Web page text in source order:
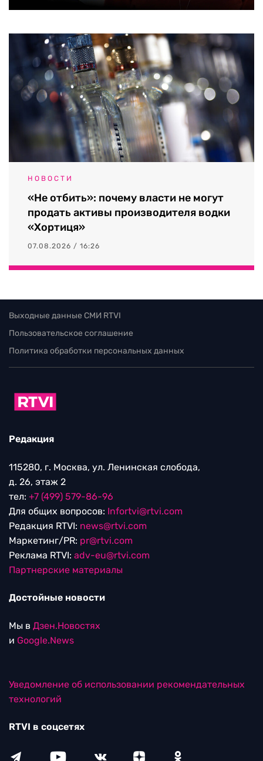
НОВОСТИ
«Не отбить»: почему власти не могут
продать активы производителя водки
«Хортиця»
07.08.2026 / 16:26
Выходные данные СМИ RTVI
Пользовательское соглашение
Политика обработки персональных данных
Редакция
115280, г. Москва, ул. Ленинская слобода,
д. 26, этаж 2
тел: +7 (499) 579-86-96
Для общих вопросов: Infortvi@rtvi.com
Редакция RTVI: news@rtvi.com
Маркетинг/PR: pr@rtvi.com
Реклама RTVI: adv-eu@rtvi.com
Партнерские материалы
Достойные новости
Мы в Дзен.Новостях
и Google.News
Уведомление об использовании рекомендательных
технологий
RTVI в соцсетях